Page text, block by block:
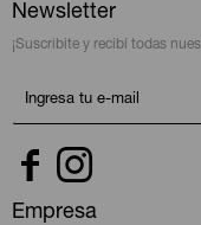
Newsletter
¡Suscribite y recibí todas
 
Empresa